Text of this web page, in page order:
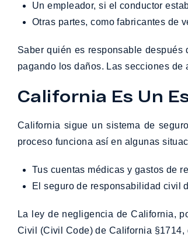
Un empleador, si el conductor
Otras partes, como fabricantes
Saber quién es responsable
pagando los daños. Las secciones
California Es Un
California sigue un sistema de
proceso funciona así en algunas
Tus cuentas médicas y gastos de
El seguro de responsabilidad
La ley de negligencia de California,
Civil (Civil Code) de California